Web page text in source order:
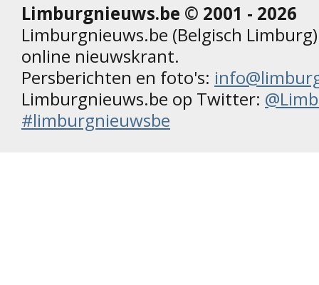
Limburgnieuws.be © 2001 - 2026
Limburgnieuws.be (Belgisch
online nieuwskrant.
Persberichten en foto's:
Limburgnieuws.be op Twitter:
#limburgnieuwsbe